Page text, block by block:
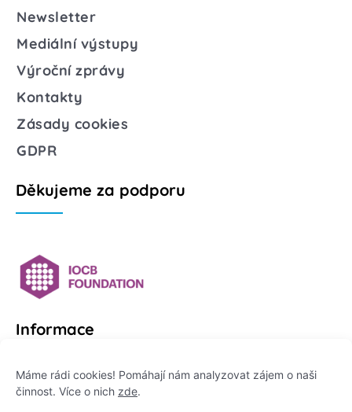
Máme rádi cookies! Pomáhají nám analyzovat zájem o naši
činnost. Více o nich zde.
Newsletter
Mediální výstupy
Výroční zprávy
Kontakty
Zásady cookies
GDPR
Děkujeme za podporu
Informace
Platformu Zeptej se vědce provozuje: